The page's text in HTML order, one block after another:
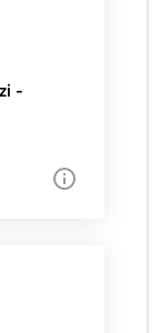
-